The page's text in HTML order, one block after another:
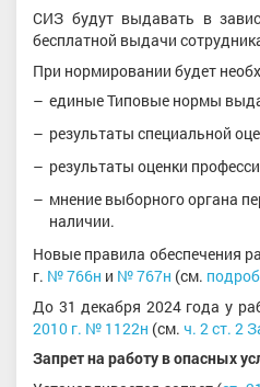
СИЗ будут выдавать в
бесплатной выдачи
При нормировании будет
единые Типовые нормы
результаты специальной
результаты оценки
мнение выборного органа
наличии.
Новые правила обеспечения
г. № 766н и № 767н (см.
До 31 декабря 2024 года у
2010 г. № 1122н (см. ч. 2 ст. 2
Запрет на работу в опасных